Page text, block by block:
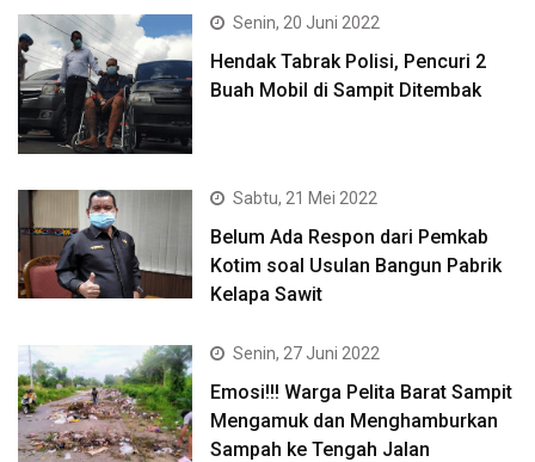
Senin, 20 Juni 2022
Hendak Tabrak Polisi, Pencuri 2
Buah Mobil di Sampit Ditembak
Sabtu, 21 Mei 2022
Belum Ada Respon dari Pemkab
Kotim soal Usulan Bangun Pabrik
Kelapa Sawit
Senin, 27 Juni 2022
Emosi!!! Warga Pelita Barat Sampit
Mengamuk dan Menghamburkan
Sampah ke Tengah Jalan